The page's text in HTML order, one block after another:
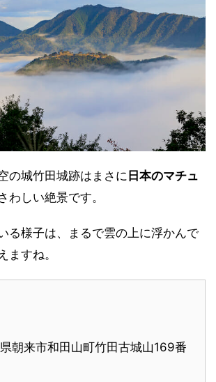
の城竹田城跡はまさに 日本のマチュ
わしい絶景です。
る様子は、まるで雲の上に浮かんで
ますね。
県朝来市和田山町竹田古城山169番